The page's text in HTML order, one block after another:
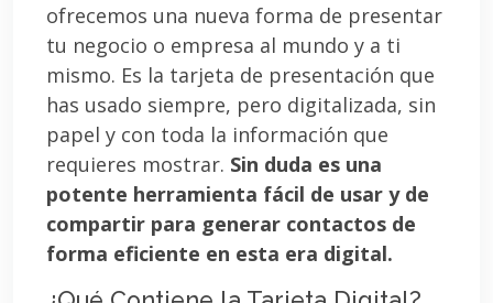
ofrecemos una nueva forma de presentar
tu negocio o empresa al mundo y a ti
mismo. Es la tarjeta de presentación que
has usado siempre, pero digitalizada, sin
papel y con toda la información que
requieres mostrar. Sin duda es una
potente herramienta fácil de usar y de
compartir para generar contactos de
forma eficiente en esta era digital.